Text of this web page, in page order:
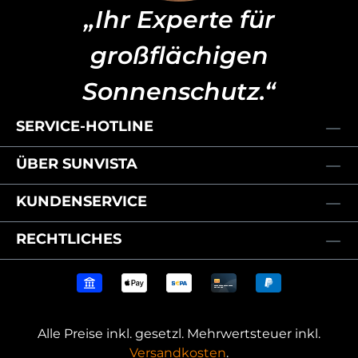
„Ihr Experte für
großflächigen
Sonnenschutz.“
SERVICE-HOTLINE
ÜBER SUNVISTA
KUNDENSERVICE
RECHTLICHES
Alle Preise inkl. gesetzl. Mehrwertsteuer inkl.
Versandkosten.